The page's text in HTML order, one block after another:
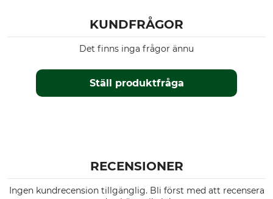
KUNDFRÅGOR
Ställ produktfråga
Det finns inga frågor ännu
RECENSIONER
Ingen kundrecension tillgänglig. Bli först med att recensera